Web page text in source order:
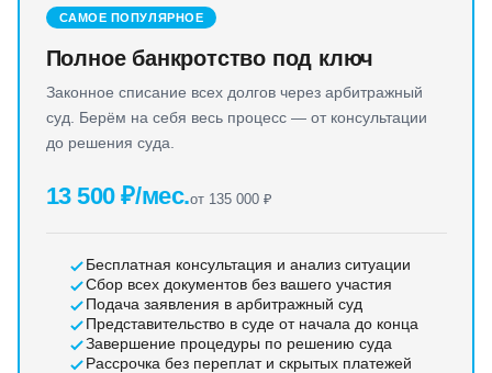
САМОЕ ПОПУЛЯРНОЕ
Полное банкротство под ключ
Законное списание всех долгов через арбитражный
суд. Берём на себя весь процесс — от консультации
до решения суда.
13 500 ₽/мес.от 135 000 ₽
Бесплатная консультация и анализ ситуации
Сбор всех документов без вашего участия
Подача заявления в арбитражный суд
Представительство в суде от начала до конца
Завершение процедуры по решению суда
Рассрочка без переплат и скрытых платежей